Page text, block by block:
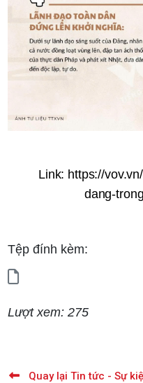
Link: https://
dang-
Tệp đính kèm:
Lượt xem: 275
Quay lại Tin tức - Sự